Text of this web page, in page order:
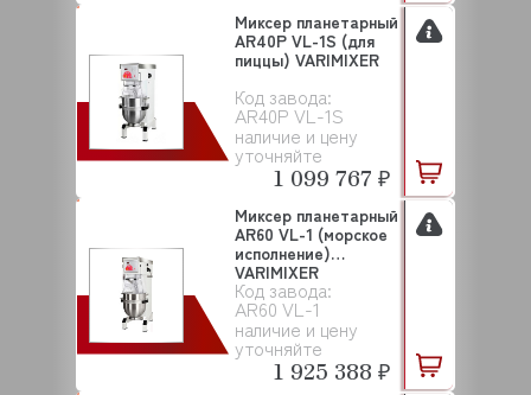
Код завода:
AR40P VL-1S
наличие и цену
уточняйте
Миксер планетарный
AR40P VL-1S (для
пиццы) VARIMIXER
1 099 767 ₽
Код завода:
AR60 VL-1
наличие и цену
уточняйте
Миксер планетарный
AR60 VL-1 (морское
исполнение)
VARIMIXER
1 925 388 ₽